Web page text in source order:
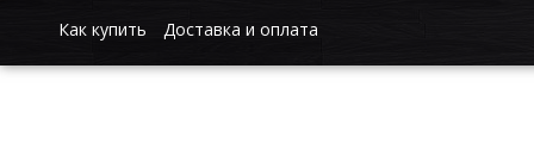
Как купить Доставка и оплата